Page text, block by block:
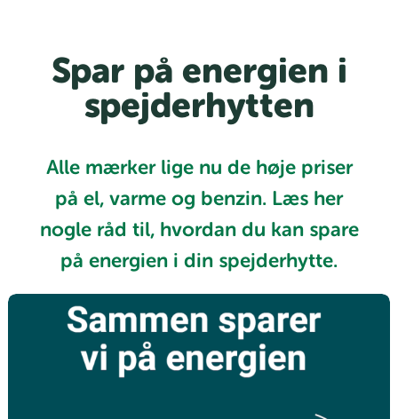
Spar på energien i
spejderhytten
Alle mærker lige nu de høje priser
på el, varme og benzin. Læs her
nogle råd til, hvordan du kan spare
på energien i din spejderhytte.